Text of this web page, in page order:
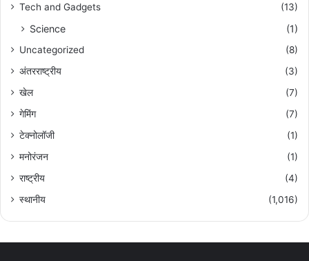
Tech and Gadgets
(13)
Science (1)
Uncategorized
(8)
अंतरराष्ट्रीय
(3)
खेल
(7)
गेमिंग
(7)
टेक्नोलॉजी
(1)
मनोरंजन
(1)
राष्ट्रीय
(4)
स्थानीय
(1,016)